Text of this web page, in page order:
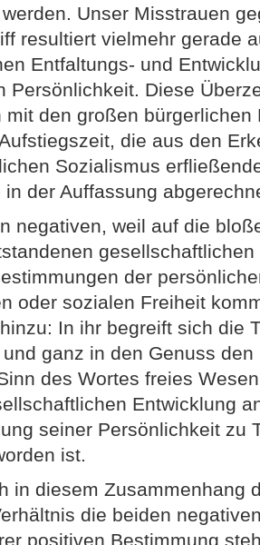
Unser Misstrauen
resultiert vielmehr gerade
Entfaltungs- und
Persönlichkeit. Diese
mit den großen bürgerlichen
die aus den
Sozialismus
in der Auffassung
negativen, weil auf die
der
oder sozialen Freiheit
In ihr begreift sich die
ganz in den Genuss
des Wortes freies
Entwicklung
seiner Persönlichkeit zu
ist.
in diesem Zusammenhang
die beiden
positiven Bestimmung